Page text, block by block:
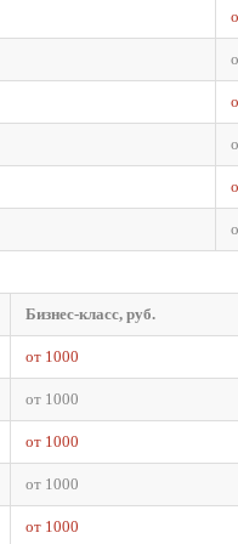
Бизнес-класс, руб.
от 1000
от 1000
от 1000
от 1000
от 1000